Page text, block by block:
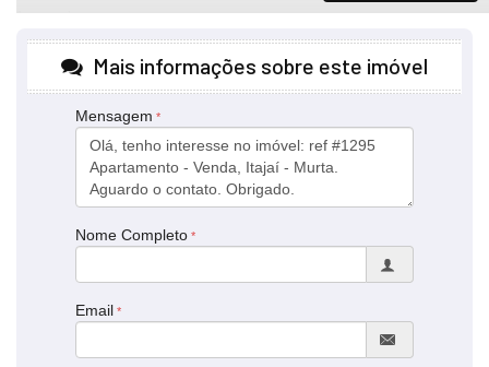
1 vaga de garagem:
Sacada com churrasqueira NO PISO SUPERIOR:
Financia Minha Casa Minha vida:
Documentação ok:
Faça Simulação de financiamento:
agenda uma visita:
Térreo 355.000,00- COM ESPAÇO NOS FUNDOs:
Piso superior 365.000,00
Mais informações sobre este imóvel
Mensagem
Nome Completo
Email